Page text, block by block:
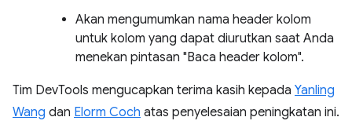
Akan mengumumkan nama header kolom
untuk kolom yang dapat diurutkan saat Anda
menekan pintasan "Baca header kolom".
Tim DevTools mengucapkan terima kasih kepada Yanling
Wang dan Elorm Coch atas penyelesaian peningkatan ini.